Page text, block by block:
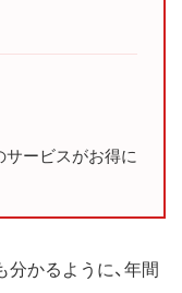
アー：最大5万円オフク
泊：最大1万円オフクー
ポン
サービスがお得に
かるように、年間